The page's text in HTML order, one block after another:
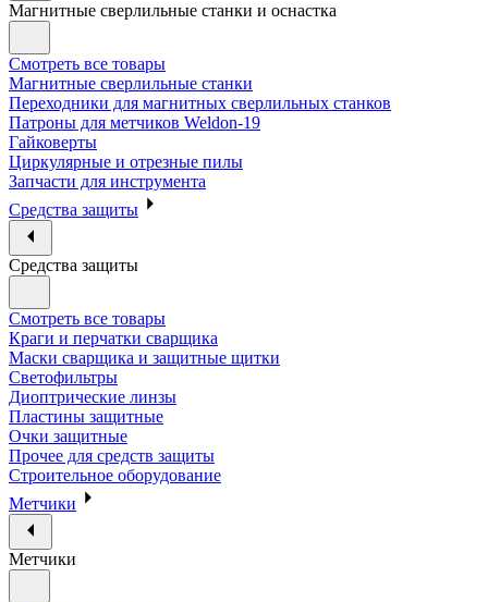
Магнитные сверлильные станки и оснастка
Смотреть все товары
Магнитные сверлильные станки
Переходники для магнитных сверлильных станков
Патроны для метчиков Weldon-19
Гайковерты
Циркулярные и отрезные пилы
Запчасти для инструмента
Средства защиты
Средства защиты
Смотреть все товары
Краги и перчатки сварщика
Маски сварщика и защитные щитки
Светофильтры
Диоптрические линзы
Пластины защитные
Очки защитные
Прочее для средств защиты
Строительное оборудование
Метчики
Метчики